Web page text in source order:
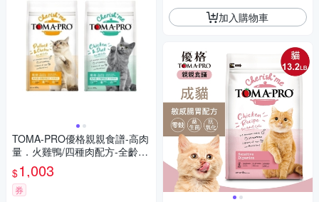
TOMA-PRO優格親親食譜-高肉
量．火雞鴨/四種肉配方-全齡貓
用 5lbs/2.27kg
$1,003
券
加入購物車